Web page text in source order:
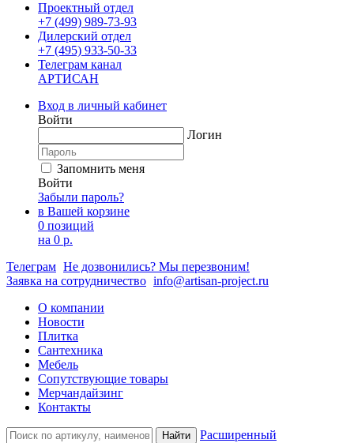
Проектный отдел
+7 (499) 989-73-93
Дилерский отдел
+7 (495) 933-50-33
Телеграм канал
АРТИСАН
Вход в личный кабинет
Войти
Логин
Запомнить меня
Войти
Забыли пароль?
в Вашей корзине
0 позиций
на 0 р.
Телеграм Не дозвонились? Мы перезвоним!
Заявка на сотрудничество info@artisan-project.ru
О компании
Новости
Плитка
Сантехника
Мебель
Сопутствующие товары
Мерчандайзинг
Контакты
Найти
Расширенный